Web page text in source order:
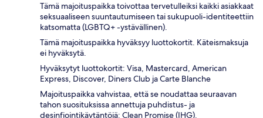
Tämä majoituspaikka toivottaa tervetulleiksi kaikki asiakkaat
seksuaaliseen suuntautumiseen tai sukupuoli-identiteettiin
katsomatta (LGBTQ+ -ystävällinen).
Tämä majoituspaikka hyväksyy luottokortit. Käteismaksuja
ei hyväksytä.
Hyväksytyt luottokortit: Visa, Mastercard, American
Express, Discover, Diners Club ja Carte Blanche
Majoituspaikka vahvistaa, että se noudattaa seuraavan
tahon suosituksissa annettuja puhdistus- ja
desinfiointikäytäntöjä: Clean Promise (IHG).